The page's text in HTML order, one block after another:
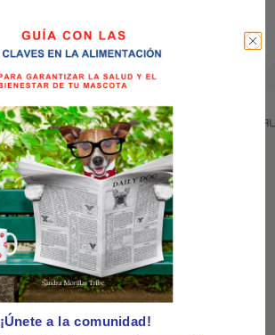
¡Únete a la comunidad!